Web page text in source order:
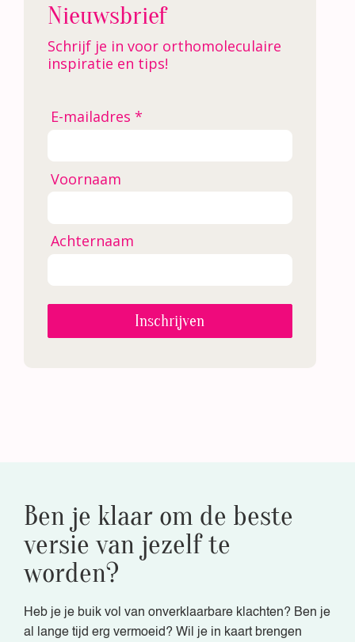
Nieuwsbrief
Schrijf je in voor orthomoleculaire
inspiratie en tips!
E-mailadres *
Voornaam
Achternaam
Inschrijven
Ben je klaar om de beste
versie van jezelf te
worden?
Heb je je buik vol van onverklaarbare klachten? Ben je
al lange tijd erg vermoeid? Wil je in kaart brengen